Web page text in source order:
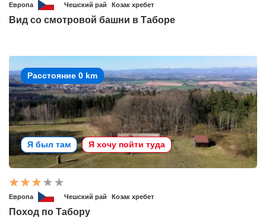
Европа Чешский рай Козак хребет
Вид со смотровой башни в Таборе
Расстояние 0 km
Я был там Я хочу пойти туда
Европа Чешский рай Козак хребет
Поход по Табору